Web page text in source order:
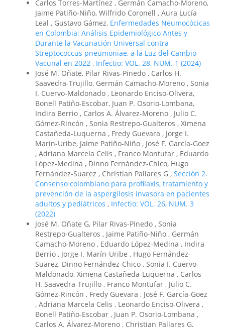
Carlos Torres-Martínez , Germán Camacho-Moreno,
Jaime Patiño-Niño, Wilfrido Coronell , Aura Lucía
Leal , Gustavo Gámez, Enfermedades Neumocócicas
en Colombia: Análisis Epidemiológico Antes y
Durante la Vacunación Universal contra
Streptococcus pneumoniae, a la Luz del Cambio
Vacunal en 2022 , Infectio: VOL. 28, NUM. 1 (2024)
José M. Oñate, Pilar Rivas-Pinedo , Carlos H.
Saavedra-Trujillo, Germán Camacho-Moreno , Sonia
I. Cuervo-Maldonado , Leonardo Enciso-Olivera,
Bonell Patiño-Escobar, Juan P. Osorio-Lombana,
Indira Berrio , Carlos A. Álvarez-Moreno , Julio C.
Gómez-Rincón , Sonia Restrepo-Gualteros , Ximena
Castañeda-Luquerna , Fredy Guevara , Jorge I.
Marín-Uribe, Jaime Patiño-Niño , José F. García-Goez
, Adriana Marcela Celis , Franco Montufar , Eduardo
López-Medina , Dinno Fernández-Chico, Hugo
Fernández-Suarez , Christian Pallares G , Sección 2.
Consenso colombiano para profilaxis, tratamiento y
prevención de la aspergilosis invasora en pacientes
adultos y pediátricos , Infectio: VOL. 26, NUM. 3
(2022)
José M. Oñate G, Pilar Rivas-Pinedo , Sonia
Restrepo-Gualteros , Jaime Patiño-Niño , Germán
Camacho-Moreno , Eduardo López-Medina , Indira
Berrio , Jorge I. Marín-Uribe , Hugo Fernández-
Suarez, Dinno Fernández-Chico , Sonia I. Cuervo-
Maldonado, Ximena Castañeda-Luquerna , Carlos
H. Saavedra-Trujillo , Franco Montufar , Julio C.
Gómez-Rincón , Fredy Guevara , José F. García-Goez
, Adriana Marcela Celis , Leonardo Enciso-Olivera ,
Bonell Patiño-Escobar , Juan P. Osorio-Lombana ,
Carlos A. Álvarez-Moreno , Christian Pallares G,